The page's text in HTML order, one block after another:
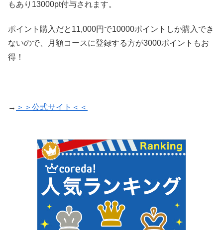
もあり13000pt付与されます。
ポイント購入だと11,000円で10000ポイントしか購入でき
ないので、月額コースに登録する方が3000ポイントもお
得！
→ ＞＞公式サイト＜＜